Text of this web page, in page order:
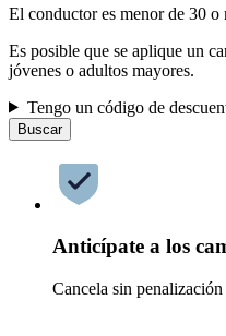
El conductor es menor de 30 o
Es posible que se aplique un
jóvenes o adultos mayores.
Tengo un código de
Buscar
Anticípate a los
Cancela sin